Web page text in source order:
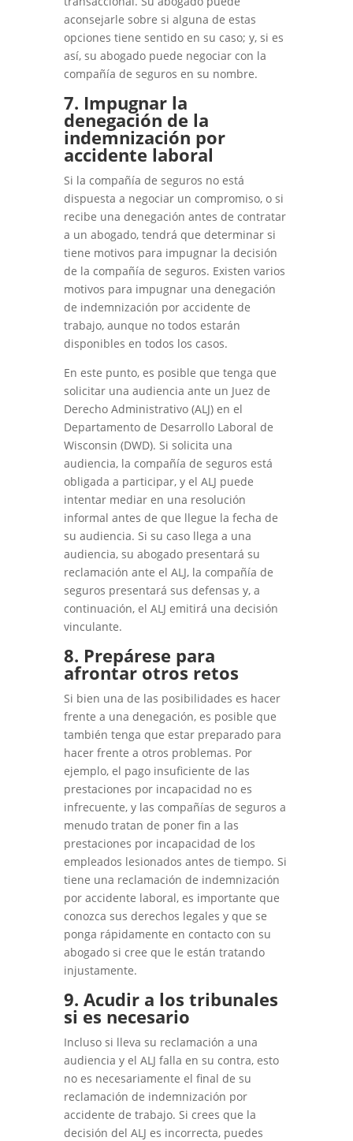
aconsejarle sobre si alguna de estas
opciones tiene sentido en su caso; y, si es
así, su abogado puede negociar con la
compañía de seguros en su nombre.
7. Impugnar la
denegación de la
indemnización por
accidente laboral
Si la compañía de seguros no está
dispuesta a negociar un compromiso, o si
recibe una denegación antes de contratar
a un abogado, tendrá que determinar si
tiene motivos para impugnar la decisión
de la compañía de seguros. Existen varios
motivos para impugnar una denegación
de indemnización por accidente de
trabajo, aunque no todos estarán
disponibles en todos los casos.
En este punto, es posible que tenga que
solicitar una audiencia ante un Juez de
Derecho Administrativo (ALJ) en el
Departamento de Desarrollo Laboral de
Wisconsin (DWD). Si solicita una
audiencia, la compañía de seguros está
obligada a participar, y el ALJ puede
intentar mediar en una resolución
informal antes de que llegue la fecha de
su audiencia. Si su caso llega a una
audiencia, su abogado presentará su
reclamación ante el ALJ, la compañía de
seguros presentará sus defensas y, a
continuación, el ALJ emitirá una decisión
vinculante.
8. Prepárese para
afrontar otros retos
Si bien una de las posibilidades es hacer
frente a una denegación, es posible que
también tenga que estar preparado para
hacer frente a otros problemas. Por
ejemplo, el pago insuficiente de las
prestaciones por incapacidad no es
infrecuente, y las compañías de seguros a
menudo tratan de poner fin a las
prestaciones por incapacidad de los
empleados lesionados antes de tiempo. Si
tiene una reclamación de indemnización
por accidente laboral, es importante que
conozca sus derechos legales y que se
ponga rápidamente en contacto con su
abogado si cree que le están tratando
injustamente.
9. Acudir a los tribunales
si es necesario
Incluso si lleva su reclamación a una
audiencia y el ALJ falla en su contra, esto
no es necesariamente el final de su
reclamación de indemnización por
accidente de trabajo. Si crees que la
decisión del ALJ es incorrecta, puedes